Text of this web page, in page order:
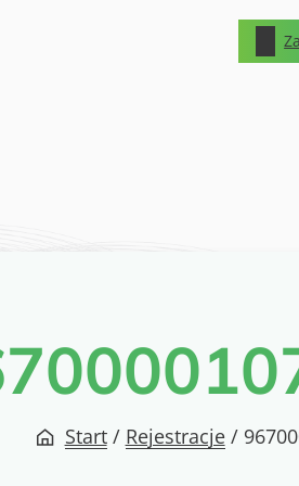
Start / Rejestracje /